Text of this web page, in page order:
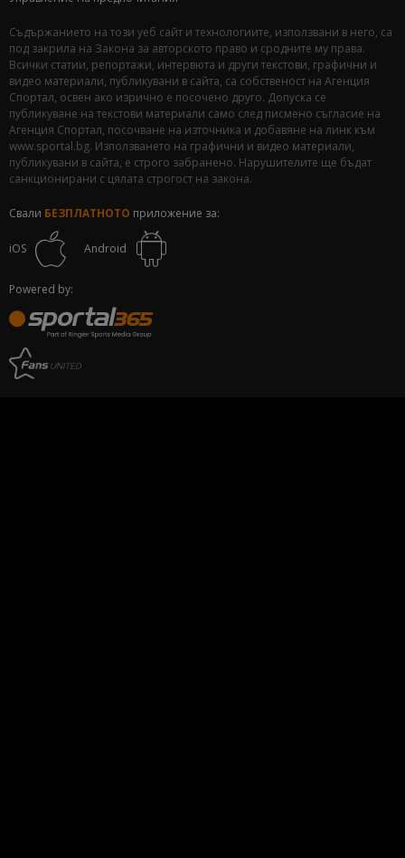
Съдържанието на този уеб сайт и технологиите, използвани в него, са
под закрила на Закона за авторското право и сродните му права.
Всички статии, репортажи, интервюта и други текстови, графични и
видео материали, публикувани в сайта, са собственост на Агенция
Спортал, освен ако изрично е посочено друго. Допуска се
публикуване на текстови материали само след писмено съгласие на
Агенция Спортал, посочване на източника и добавяне на линк към
www.sportal.bg. Използването на графични и видео материали,
публикувани в сайта, е строго забранено. Нарушителите ще бъдат
санкционирани с цялата строгост на закона.
Свали БЕЗПЛАТНОТО приложение за:
iOS Android
Powered by: